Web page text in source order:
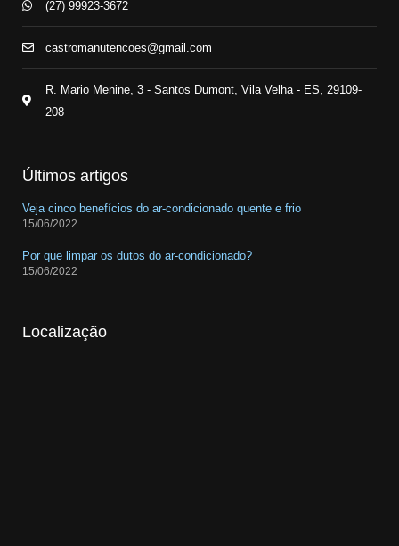
(27) 99923-3672
castromanutencoes@gmail.com
R. Mario Menine, 3 - Santos Dumont, Vila Velha - ES, 29109-
208
Últimos artigos
Veja cinco benefícios do ar-condicionado quente e frio
15/06/2022
Por que limpar os dutos do ar-condicionado?
15/06/2022
Localização